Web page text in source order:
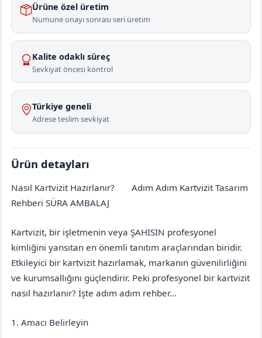
Ürüne özel üretim
Numune onayı sonrası seri üretim
Kalite odaklı süreç
Sevkiyat öncesi kontrol
Türkiye geneli
Adrese teslim sevkiyat
Ürün detayları
Nasıl Kartvizit Hazırlanır?
Adım Adım Kartvizit Tasarım
Rehberi SÜRA AMBALAJ
Kartvizit, bir işletmenin veya ŞAHISIN profesyonel
kimliğini yansıtan en önemli tanıtım araçlarından biridir.
Etkileyici bir kartvizit hazırlamak, markanın güvenilirliğini
ve kurumsallığını güçlendirir. Peki profesyonel bir kartvizit
nasıl hazırlanır? İşte adım adım rehber…
1. Amacı Belirleyin